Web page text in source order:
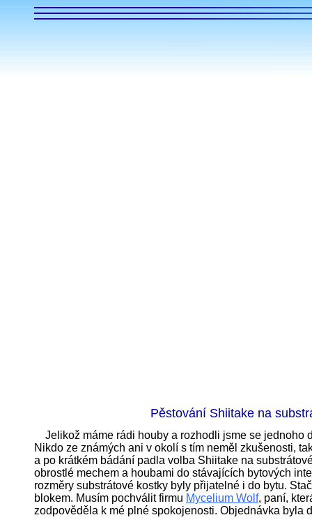
Pěstování Shiitake na
Jelikož máme rádi houby a rozhodli jsme se jednoho
Nikdo ze známých ani v okolí s tím neměl zkušenosti,
a po krátkém bádání padla volba Shiitake na
obrostlé mechem a houbami do stávajících bytových
rozměry substrátové kostky byly přijatelné i do bytu.
blokem. Musím pochválit firmu Mycelium Wolf, paní,
zodpověděla k mé plné spokojenosti. Objednávka